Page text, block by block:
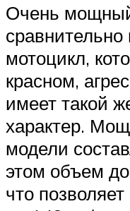
Очень
мотоцикл,
красном,
имеет такой
характер.
модели
этом объем
что